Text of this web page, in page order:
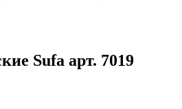
Sufa арт. 7019